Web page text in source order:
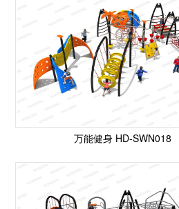
万能健身 HD-SWN018